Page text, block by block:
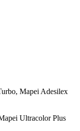
Mapei Adesilex
Ultracolor Plus